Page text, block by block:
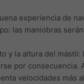
experiencia de
las maniobras
y la altura del
por
velocidades más